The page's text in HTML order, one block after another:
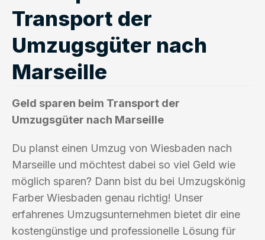
Transport der
Umzugsgüter nach
Marseille
Geld sparen beim Transport der
Umzugsgüter nach Marseille
Du planst einen Umzug von Wiesbaden nach
Marseille und möchtest dabei so viel Geld wie
möglich sparen? Dann bist du bei Umzugskönig
Farber Wiesbaden genau richtig! Unser
erfahrenes Umzugsunternehmen bietet dir eine
kostengünstige und professionelle Lösung für